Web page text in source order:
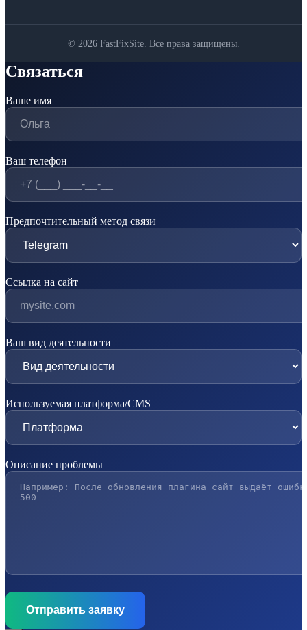
© 2026 FastFixSite. Все права защищены.
Связаться
Ваше имя
Ваш телефон
Предпочтительный метод связи
Ссылка на сайт
Ваш вид деятельности
Используемая платформа/CMS
Описание проблемы